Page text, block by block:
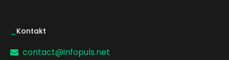
Kontakt
contact@infopuls.net